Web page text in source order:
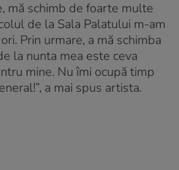
mă schimb de foarte multe
de la Sala Palatului m-am
Prin urmare, a mă schimba
la nunta mea este ceva
mine. Nu îmi ocupă timp
a mai spus artista.